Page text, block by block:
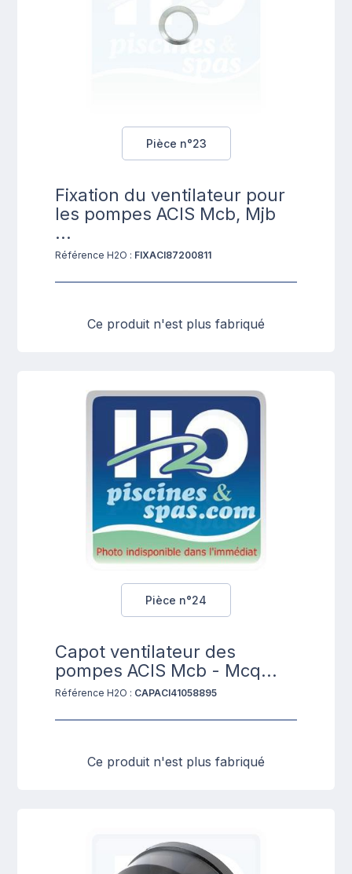
Pièce n°23
Fixation du ventilateur pour
les pompes ACIS Mcb, Mjb
...
Référence H2O : FIXACI87200811
Ce produit n'est plus fabriqué
Pièce n°24
Capot ventilateur des
pompes ACIS Mcb - Mcq...
Référence H2O : CAPACI41058895
Ce produit n'est plus fabriqué